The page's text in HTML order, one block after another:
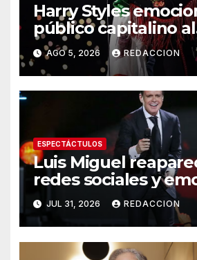
Harry Styles
público capitalino al
interpretar “Cielito
su tercer concierto
CDMX
AGO 5, 2026 REDACCION
ESPECTÁCTULOS
Luis Miguel
redes sociales y
sus seguidores tras
de salud
JUL 31, 2026 REDACCION